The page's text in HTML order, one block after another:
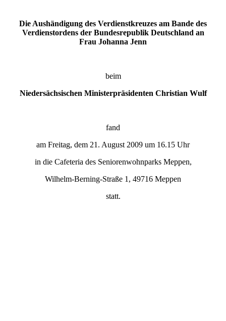
Die Aushändigung des Verdienstkreuzes am Bande des
Verdienstordens der Bundesrepublik Deutschland an
Frau Johanna Jenn
beim
Niedersächsischen Ministerpräsidenten Christian Wulf
fand
am Freitag, dem 21. August 2009 um 16.15 Uhr
in die Cafeteria des Seniorenwohnparks Meppen,
Wilhelm-Berning-Straße 1, 49716 Meppen
statt.